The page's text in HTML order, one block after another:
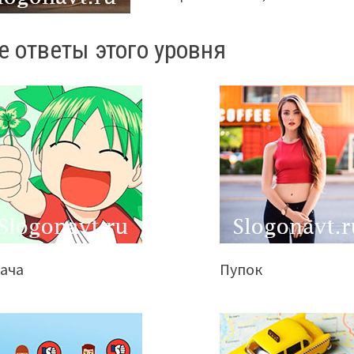
ответы этого уровня
Пупок